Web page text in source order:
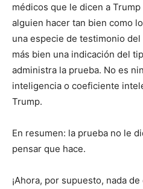
médicos que le dicen a Trump
alguien hacer tan bien como
una especie de testimonio
más bien una indicación del
administra la prueba. No es
inteligencia o coeficiente
Trump.
En resumen: la prueba no le
pensar que hace.
¡Ahora, por supuesto, nada